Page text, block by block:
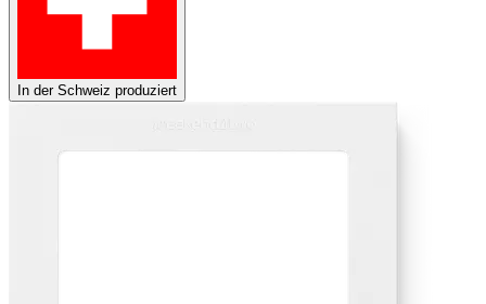
In der Schweiz produziert